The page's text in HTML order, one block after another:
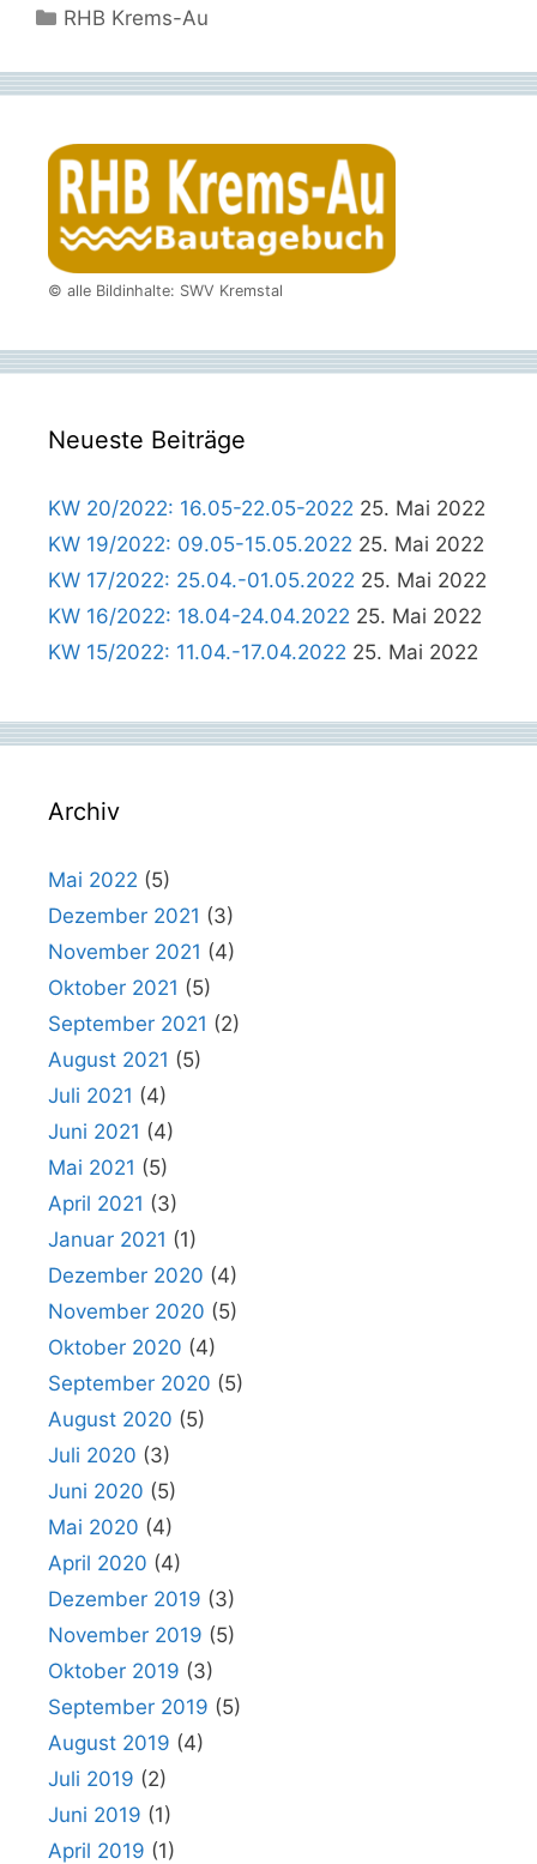
Kategorien
RHB Krems-Au
© alle Bildinhalte: SWV Kremstal
Neueste Beiträge
KW 20/2022: 16.05-22.05-2022 25. Mai 2022
KW 19/2022: 09.05-15.05.2022 25. Mai 2022
KW 17/2022: 25.04.-01.05.2022 25. Mai 2022
KW 16/2022: 18.04-24.04.2022 25. Mai 2022
KW 15/2022: 11.04.-17.04.2022 25. Mai 2022
Archiv
Mai 2022 (5)
Dezember 2021 (3)
November 2021 (4)
Oktober 2021 (5)
September 2021 (2)
August 2021 (5)
Juli 2021 (4)
Juni 2021 (4)
Mai 2021 (5)
April 2021 (3)
Januar 2021 (1)
Dezember 2020 (4)
November 2020 (5)
Oktober 2020 (4)
September 2020 (5)
August 2020 (5)
Juli 2020 (3)
Juni 2020 (5)
Mai 2020 (4)
April 2020 (4)
Dezember 2019 (3)
November 2019 (5)
Oktober 2019 (3)
September 2019 (5)
August 2019 (4)
Juli 2019 (2)
Juni 2019 (1)
April 2019 (1)